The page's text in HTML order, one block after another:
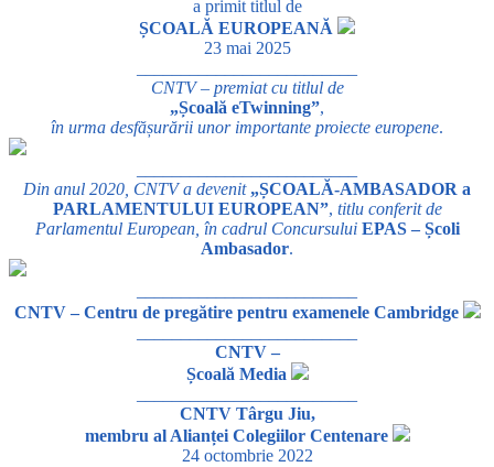
a primit titlul de
ȘCOALĂ EUROPEANĂ
23 mai 2025
CNTV – premiat cu titlul de
„Școală eTwinning”,
în urma desfășurării unor importante proiecte europene.
Din anul 2020, CNTV a devenit „ȘCOALĂ-AMBASADOR a
PARLAMENTULUI EUROPEAN”, titlu conferit de
Parlamentul European, în cadrul Concursului EPAS – Școli
Ambasador.
CNTV – Centru de pregătire pentru examenele Cambridge
CNTV –
Școală Media
CNTV Târgu Jiu,
membru al Alianței Colegiilor Centenare
24 octombrie 2022